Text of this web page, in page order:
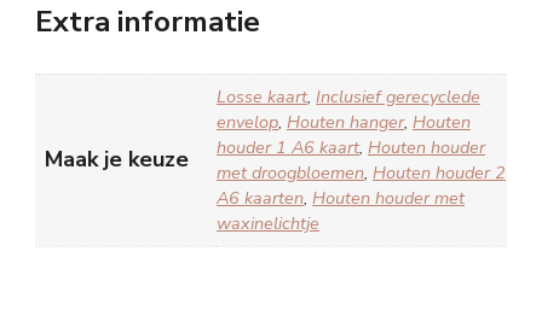
Extra informatie
Maak je keuze
Losse kaart, Inclusief gerecyclede
envelop, Houten hanger, Houten
houder 1 A6 kaart, Houten houder
met droogbloemen, Houten houder 2
A6 kaarten, Houten houder met
waxinelichtje